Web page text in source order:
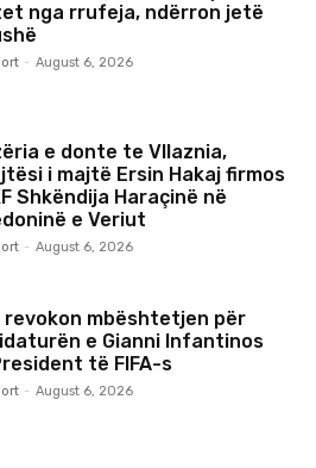
nga rrufeja, ndërron jetë
- August 6, 2026
e donte te Vllaznia,
i majtë Ersin Hakaj firmos
Shkëndija Haraçinë në
e Veriut
- August 6, 2026
revokon mbështetjen për
e Gianni Infantinos
të FIFA-s
- August 6, 2026